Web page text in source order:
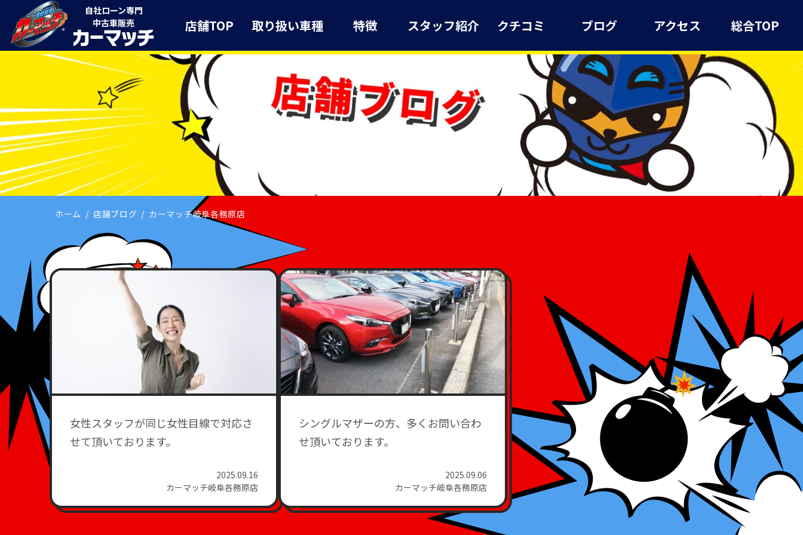
自社ローン専門
中古車販売
店舗TOP 取り扱い車種 特徴 スタッフ紹介 クチコミ ブログ アクセス 総合TOP
ホーム 店舗ブログ カーマッチ岐阜各務原店
女性スタッフが同じ女性目線で対応さ
せて頂いております。
2025.09.16
カーマッチ岐阜各務原店
シングルマザーの方、多くお問い合わ
せ頂いております。
2025.09.06
カーマッチ岐阜各務原店